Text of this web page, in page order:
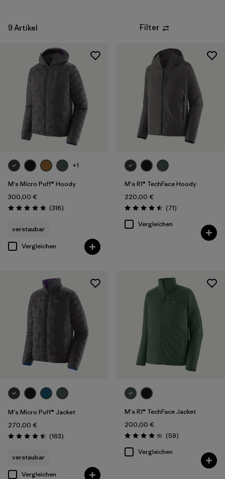
9 Artikel Filter
+1
M's Micro Puff® Hoody
300,00 €
Bewertung: 4.7 / 5
(316Rezensionen
)
verstaubar
Vergleichen
M's R1® TechFace Hoody
220,00 €
Bewertung: 4.5 / 5
(71Rezensionen
)
Vergleichen
M's Micro Puff® Jacket
270,00 €
Bewertung: 4.5 / 5
(163Rezensionen
)
verstaubar
Vergleichen
M's R1® TechFace Jacket
200,00 €
Bewertung: 4.2 / 5
(59Rezensionen
)
Vergleichen